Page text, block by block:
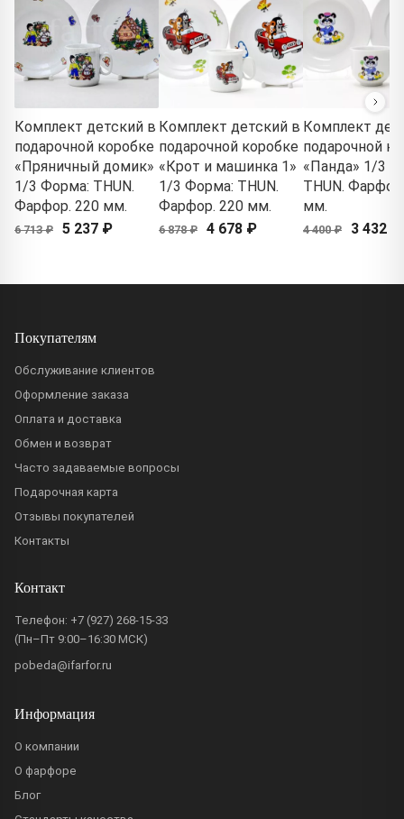
Комплект детский в
подарочной коробке
«Пряничный домик»
1/3 Форма: THUN.
Фарфор. 220 мм.
6 713 ₽ 5 237 ₽
Комплект детский в
подарочной коробке
«Крот и машинка 1»
1/3 Форма: THUN.
Фарфор. 220 мм.
6 878 ₽ 4 678 ₽
Комплект
подарочной
«Панда» 1/3
THUN.
мм.
4 400 ₽ 3 432 ₽
Покупателям
Обслуживание клиентов
Оформление заказа
Оплата и доставка
Обмен и возврат
Часто задаваемые вопросы
Подарочная карта
Отзывы покупателей
Контакты
Контакт
Телефон: +7 (927) 268-15-33
(Пн–Пт 9:00–16:30 МСК)
pobeda@ifarfor.ru
Информация
О компании
О фарфоре
Блог